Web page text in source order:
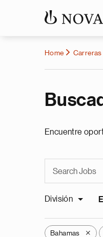
Home Carreras
Encuentre
División
Bahamas X